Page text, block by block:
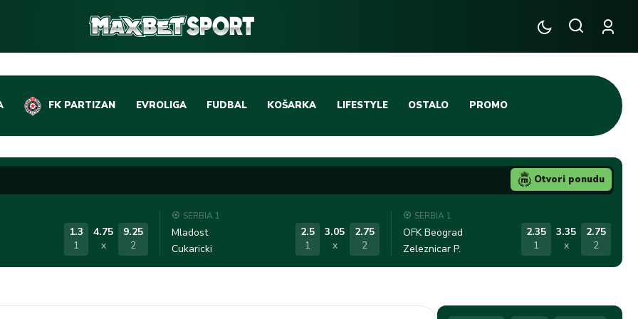
FK PARTIZAN EVROLIGA FUDBAL
DOMAĆI FUDBAL
LIGE PETICE
OSTALE LIGE
KOŠARKA
EVROLIGA
ABA LIGA
REPREZENTATIVNA KOŠARKA
LIFESTYLE OSTALO
TENIS
TIFO SCENA
KROZ OBRUČ!
PROMO
1.3
1
4.75
x
9.25
2
SERBIA 1
Mladost
Cukaricki
2.5
1
3.05
x
2.75
2
SERBIA 1
OFK Beograd
Zeleznicar P.
2.35
1
3.35
x
2.75
2
Otvori ponudu